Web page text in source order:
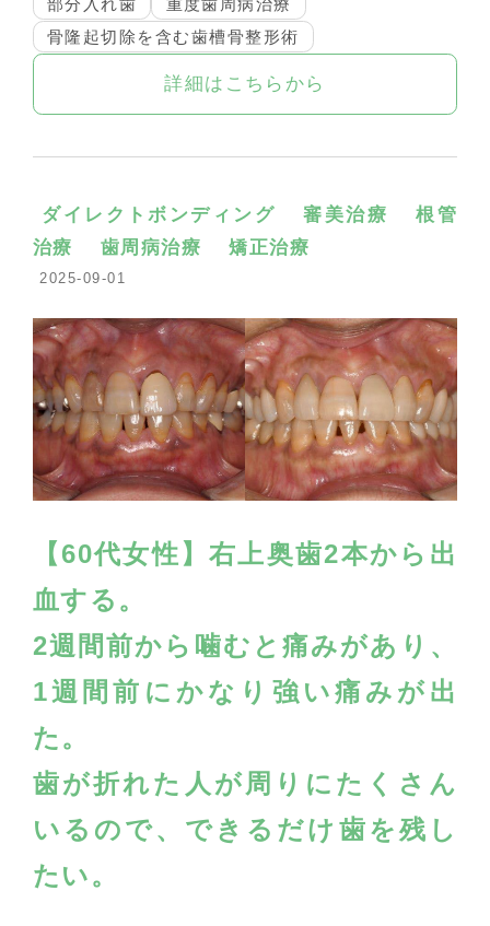
骨隆起切除を含む歯槽骨整形術
詳細はこちらから
ダイレクトボンディング 審美治療
根管
治療
歯周病治療 矯正治療
2025-09-01
【60代女性】右上奥歯2本から出
血する。
2週間前から噛むと痛みがあり、
1週間前にかなり強い痛みが出
た。
歯が折れた人が周りにたくさん
いるので、できるだけ歯を残し
たい。